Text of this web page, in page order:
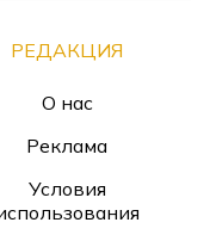
РЕДАКЦИЯ
О нас
Реклама
Условия